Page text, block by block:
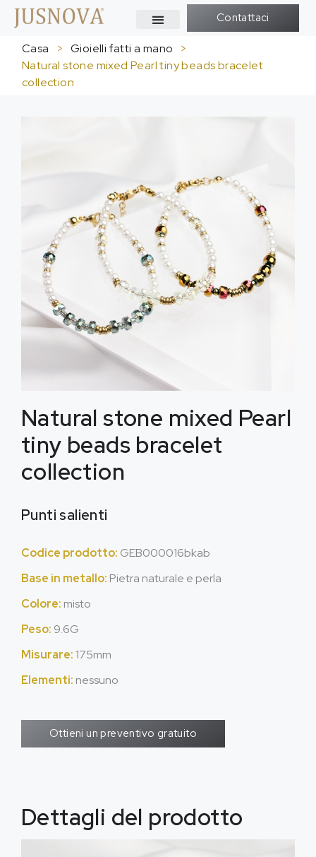
Contattaci
Casa > Gioielli fatti a mano
>
Natural stone mixed Pearl tiny beads bracelet
collection
Natural stone mixed Pearl
tiny beads bracelet
collection
Punti salienti
Codice prodotto: GEB000016bkab
Base in metallo: Pietra naturale e perla
Colore: misto
Peso: 9.6G
Misurare: 175mm
Elementi: nessuno
Ottieni un preventivo gratuito
Dettagli del prodotto